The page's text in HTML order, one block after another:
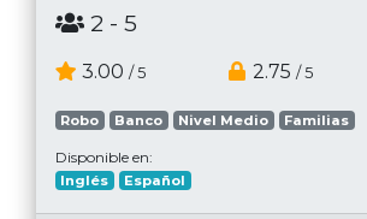
2 - 5
3.00 / 5 2.75 / 5
Robo Banco Nivel Medio Familias
Disponible en:
Inglés Español